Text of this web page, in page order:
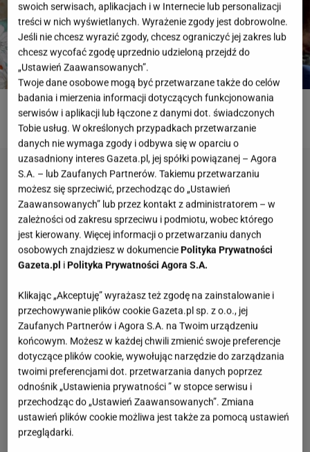
ROZWIĄŻ QUIZ
swoich serwisach, aplikacjach i w Internecie lub personalizacji
treści w nich wyświetlanych. Wyrażenie zgody jest dobrowolne.
Jeśli nie chcesz wyrazić zgody, chcesz ograniczyć jej zakres lub
chcesz wycofać zgodę uprzednio udzieloną przejdź do
„Ustawień Zaawansowanych”.
Twoje dane osobowe mogą być przetwarzane także do celów
badania i mierzenia informacji dotyczących funkcjonowania
serwisów i aplikacji lub łączone z danymi dot. świadczonych
Tobie usług. W określonych przypadkach przetwarzanie
danych nie wymaga zgody i odbywa się w oparciu o
uzasadniony interes Gazeta.pl, jej spółki powiązanej – Agora
S.A. – lub Zaufanych Partnerów. Takiemu przetwarzaniu
możesz się sprzeciwić, przechodząc do „Ustawień
Zaawansowanych” lub przez kontakt z administratorem – w
zależności od zakresu sprzeciwu i podmiotu, wobec którego
jest kierowany. Więcej informacji o przetwarzaniu danych
osobowych znajdziesz w dokumencie Polityka Prywatności
Gazeta.pl i Polityka Prywatności Agora S.A.
Klikając „Akceptuję” wyrażasz też zgodę na zainstalowanie i
przechowywanie plików cookie Gazeta.pl sp. z o.o., jej
Zaufanych Partnerów i Agora S.A. na Twoim urządzeniu
końcowym. Możesz w każdej chwili zmienić swoje preferencje
dotyczące plików cookie, wywołując narzędzie do zarządzania
twoimi preferencjami dot. przetwarzania danych poprzez
odnośnik „Ustawienia prywatności ” w stopce serwisu i
przechodząc do „Ustawień Zaawansowanych”. Zmiana
ustawień plików cookie możliwa jest także za pomocą ustawień
przeglądarki.